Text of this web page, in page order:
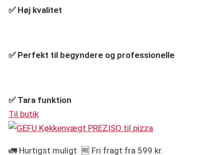
✅ Høj kvalitet
✅ Perfekt til begyndere og professionelle
✅ Tara funktion
Til butik
🚛 Hurtigst muligt 🆓 Fri fragt fra 599 kr.